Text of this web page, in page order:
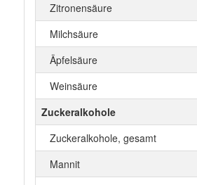
Zitronensäure
Milchsäure
Äpfelsäure
Weinsäure
Zuckeralkohole
Zuckeralkohole, gesamt
Mannit